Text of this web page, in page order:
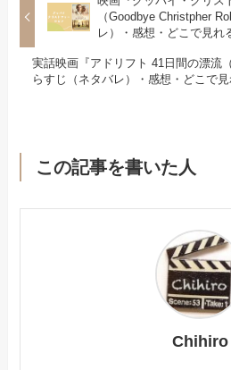
（Goodbye Christpher
レ）・感想・どこで見れ
実話映画『アドリフト 41日間の漂流
らすじ（ネタバレ）・感想・どこで見
この記事を書いた人
Chihiro